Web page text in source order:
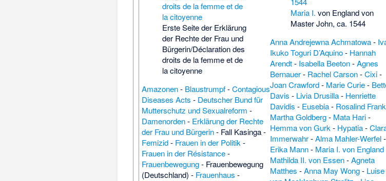
Erste Seite der Erklärung
der Rechte der Frau und
Bürgerin/Déclaration des
droits de la femme et de
la citoyenne
Amazonen- Blaustrumpf-Contagious
Diseases Acts - Deutscher Bund für
Mutterschutz und Sexualreform -
Damenorden- Erklärung der Rechte
der Frau und Bürgerin- Fall Kasinga-
Femizid- Frauen in der Politik -
Frauen in der Résistance-
Frauenbewegung- Frauenbewegung
(Deutschland) - Frauenhaus -
Maria I. von England von
Master John, ca. 1544
Anna Andrejewna Achmatowa-
Ikuko Toguri D’Aquino- Hannah
Arendt- Isabella Beeton-Agnes
Bernauer- Rachel Carson-Cixi-
Joan Crawford- Marie Curie-
Davis - Livia Drusilla- Henriette
Davidis - Eusebia- Rosalind
Martha Goldberg- Mata Hari-
Hemma von Gurk - Hypatia-
Immerwahr-Alma Mahler-Werfel-
Erika Mann- Maria I. von England
Mathilda II. von Essen-Agneta
Matthes -Anna May Wong- Luise